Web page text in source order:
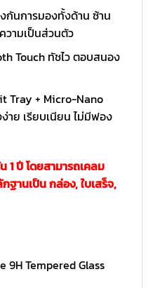
กันการมองทั้งด้าน ซ้าน
วามเป็นส่วนตัว
Touch ทัชไว ตอบสนอง
Tray + Micro-Nano
าย เรียบเนียน ไม่มีฟอง
1 ปี โดยสามารถเคลม
ฐานเป็น กล่อง, ใบเสร็จ,
Tempered Glass